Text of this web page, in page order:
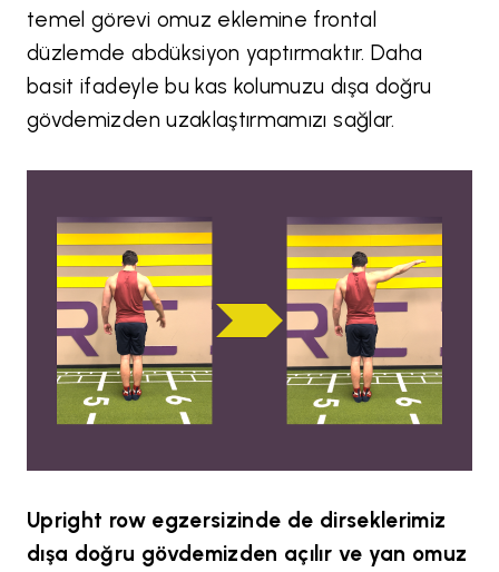
temel görevi omuz eklemine frontal
düzlemde abdüksiyon yaptırmaktır. Daha
basit ifadeyle bu kas kolumuzu dışa doğru
gövdemizden uzaklaştırmamızı sağlar.
Upright row egzersizinde de dirseklerimiz
dışa doğru gövdemizden açılır ve yan omuz